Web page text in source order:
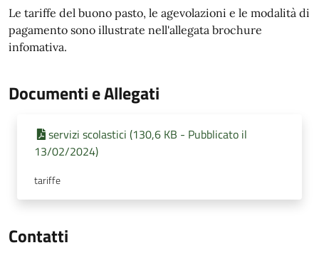
Le tariffe del buono pasto, le agevolazioni e le modalità di
pagamento sono illustrate nell'allegata brochure
infomativa.
Documenti e Allegati
servizi scolastici (130,6 KB - Pubblicato il
13/02/2024)
tariffe
Contatti